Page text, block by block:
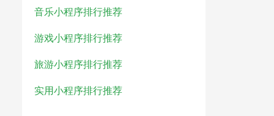
音乐小程序排行推荐
游戏小程序排行推荐
旅游小程序排行推荐
实用小程序排行推荐